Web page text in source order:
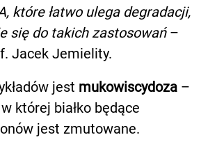
które łatwo ulega degradacji,
się do takich zastosowań –
Jacek Jemielity.
jest mukowiscydoza –
której białko będące
jest zmutowane.